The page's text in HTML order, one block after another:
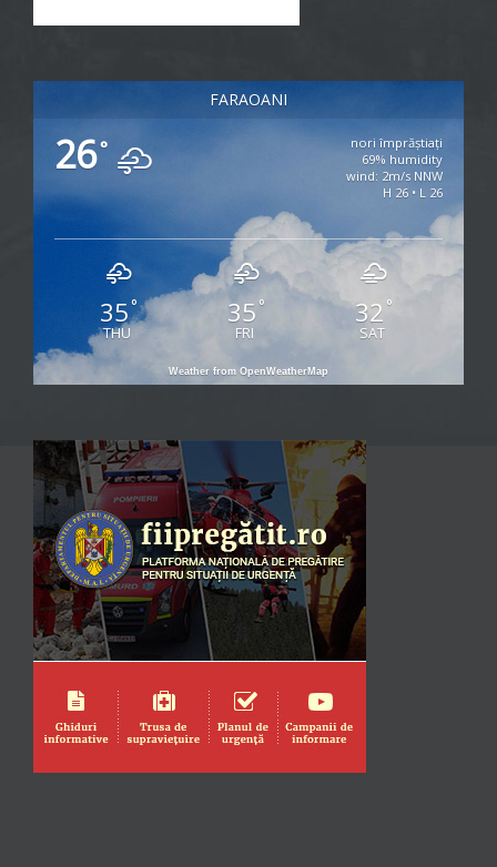
FARAOANI
26°
nori împrăștiați
69% humidity
wind: 2m/s NNW
H 26 • L 26
35°
THU
35 °
FRI
32 °
SAT
Weather from OpenWeatherMap